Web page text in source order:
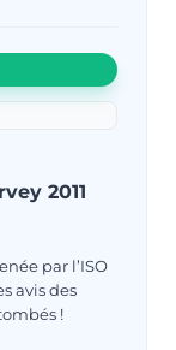
2011
par l’ISO
avis des
!